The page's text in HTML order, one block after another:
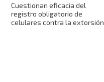
Cuestionan eficacia del
registro obligatorio de
celulares contra la extorsión